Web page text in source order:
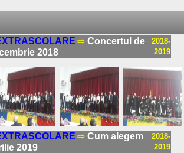
⇨ Concertul de
2018
2018-
2019
⇨ Cum alegem
2019
2018-
2019